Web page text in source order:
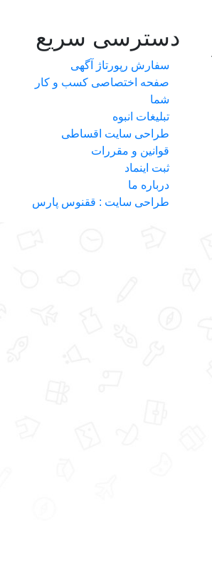
دسترسی سریع
سفارش رپورتاژ آگهی
صفحه اختصاصی کسب و کار
شما
تبلیغات انبوه
طراحی سایت اقساطی
قوانین و مقررات
ثبت اینماد
درباره ما
طراحی سایت : ققنوس پارس